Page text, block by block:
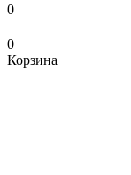
0
0
Корзина